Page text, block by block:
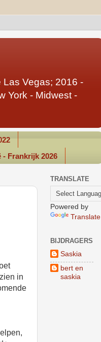
Las Vegas; 2016 -
York - Midwest -
- Frankrijk 2026
in
TRANSLATE
Powered by
Translate
BIJDRAGERS
Saskia
bert en
saskia